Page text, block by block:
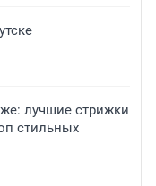
лучшие стрижки
стильных